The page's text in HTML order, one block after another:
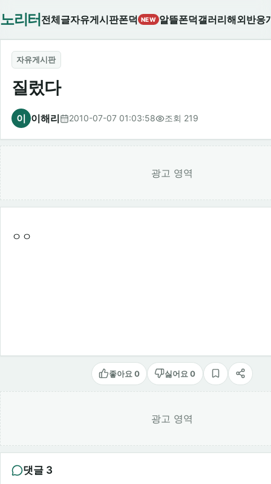
노리터 전체글자유게시판폰덕 NEW 알뜰폰덕갤러리해외반응
자유게시판
질렀다
이 이해리 2010-07-07 01:03:58 조회 219
광고 영역
ㅇㅇ
좋아요 0 싫어요 0
스크랩공유
광고 영역
댓글 3